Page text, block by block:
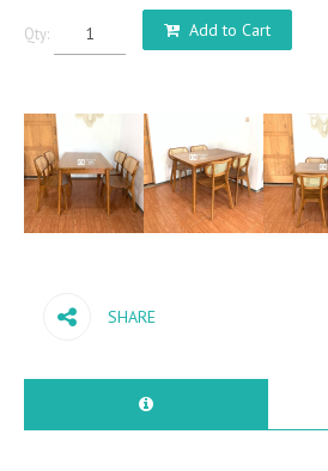
Qty: Add to Cart
SHARE